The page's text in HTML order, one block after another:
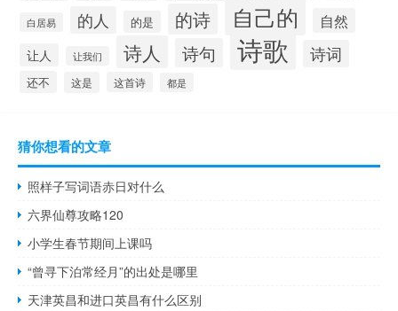
白居易 的人 的是 的诗 自己的 自然
让人 让我们 诗人 诗句 诗歌 诗词
还不 这是 这首诗 都是
猜你想看的文章
照样子写词语赤日对什么
六界仙尊攻略120
小学生春节期间上课吗
“曾寻下泊常经月”的出处是哪里
天津英昌和进口英昌有什么区别